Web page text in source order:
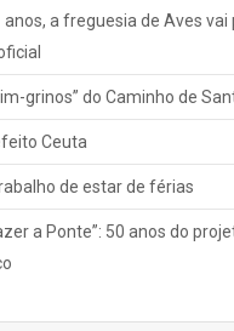
a freguesia de Aves vai
grinos” do Caminho de
Ceuta
de estar de férias
a Ponte”: 50 anos do